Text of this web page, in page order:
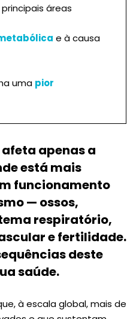
principais áreas
e à causa
uma pior
apenas a
está mais
funcionamento
— ossos,
respiratório,
e fertilidade.
deste
saúde.
à escala global, mais de